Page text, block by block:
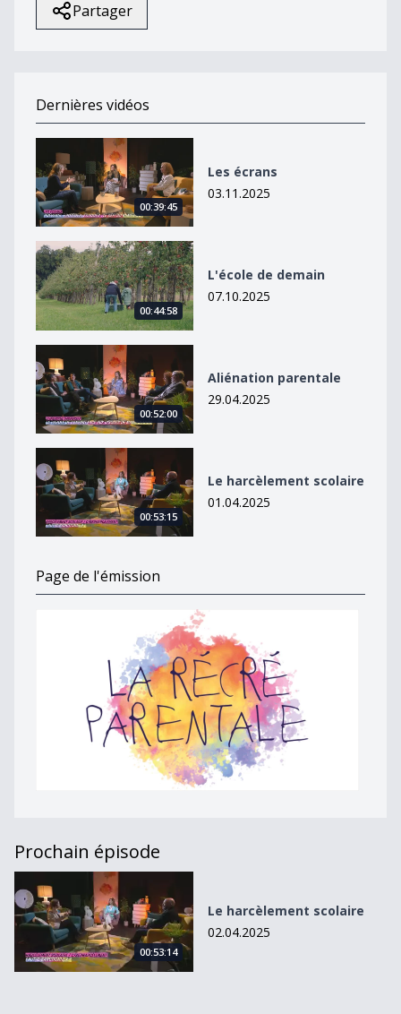
Partager
Dernières vidéos
Les écrans
00:39:45
Les écrans
03.11.2025
L&#039;école de demain
00:44:58
L'école de demain
07.10.2025
Aliénation parentale
00:52:00
Aliénation parentale
29.04.2025
Le harcèlement scolaire
00:53:15
Le harcèlement scolaire
01.04.2025
Page de l'émission
Prochain épisode
Le harcèlement scolaire
00:53:14
Le harcèlement scolaire
02.04.2025